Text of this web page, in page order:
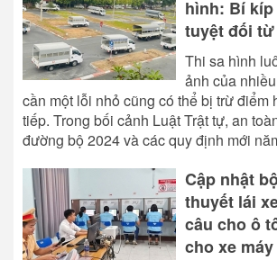
hình: Bí
tuyệt đối
Thi sa hình
ảnh của
cần một lỗi nhỏ cũng có thể bị trừ điểm
tiếp. Trong bối cảnh Luật Trật tự, an
đường bộ 2024 và các quy định mới
Cập nhật
thuyết lái
câu cho ô
cho xe máy